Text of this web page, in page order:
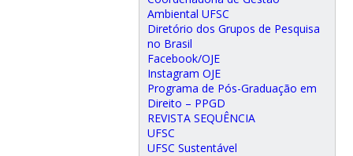
Ambiental UFSC
Diretório dos Grupos de Pesquisa
no Brasil
Facebook/OJE
Instagram OJE
Programa de Pós-Graduação em
Direito – PPGD
REVISTA SEQUÊNCIA
UFSC
UFSC Sustentável